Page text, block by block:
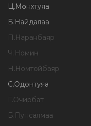
Ц. Мөнхтуяа
Б. Найдалаа
П . Наранбаяр
Ч . Номин
Н . Номтойбаяр
С.Одонтуяа
Г.Очирбат
Б. Пунсалмаа